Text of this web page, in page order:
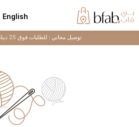
English
توصيل مجاني :للطلبات فوق 25 دينار بحريني